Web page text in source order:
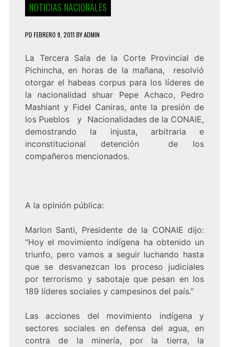
NOTICIAS NACIONALES
PD FEBRERO 9, 2011 BYADMIN
La Tercera Sala de la Corte Provincial de
Pichincha, en horas de la mañana, resolvió
otorgar el habeas corpus para los líderes de
la nacionalidad shuar Pepe Achaco, Pedro
Mashiant y Fidel Caniras, ante la presión de
los Pueblos y Nacionalidades de la CONAIE,
demostrando la injusta, arbitraria e
inconstitucional detención de los
compañeros mencionados.
A la opinión pública:
Marlon Santi, Presidente de la CONAIE dijo:
“Hoy el movimiento indígena ha obtenido un
triunfo, pero vamos a seguir luchando hasta
que se desvanezcan los proceso judiciales
por terrorismo y sabotaje que pesan en los
189 líderes sociales y campesinos del país.”
Las acciones del movimiento indígena y
sectores sociales en defensa del agua, en
contra de la minería, por la tierra, la